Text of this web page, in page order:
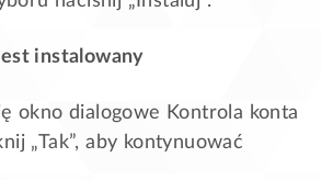
instalowany
okno dialogowe Kontrola konta
„Tak”, aby kontynuować